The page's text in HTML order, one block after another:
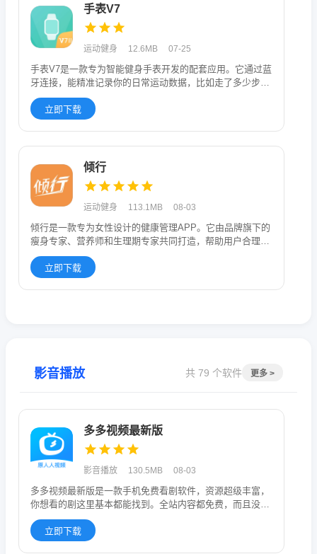
手表V7
运动健身 12.6MB 07-25
手表V7是一款专为智能健身手表开发的配套应用。它通过蓝
牙连接，能精准记录你的日常运动数据，比如走了多少步、
跑了多远、消耗
立即下载
倾行
运动健身 113.1MB 08-03
倾行是一款专为女性设计的健康管理APP。它由品牌旗下的
瘦身专家、营养师和生理期专家共同打造，帮助用户合理运
动、健康减肥、
立即下载
影音播放 共 79 个软件 更多 >
多多视频最新版
影音播放 130.5MB 08-03
多多视频最新版是一款手机免费看剧软件，资源超级丰富，
你想看的剧这里基本都能找到。全站内容都免费，而且没有
烦人的广告，看剧
立即下载